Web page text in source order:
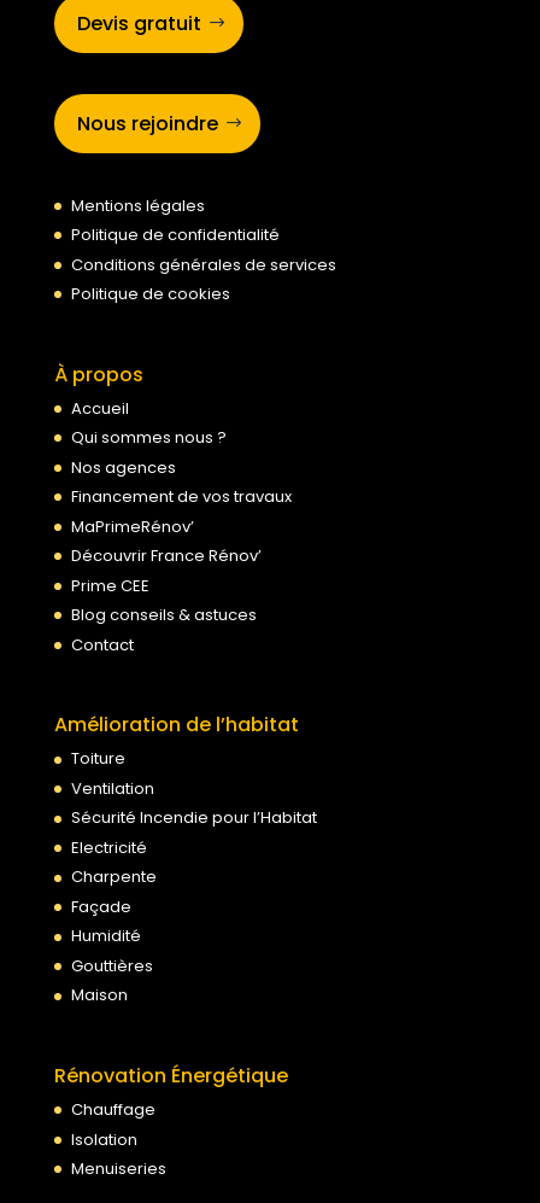
Devis gratuit
Nous rejoindre
Mentions légales
Politique de confidentialité
Conditions générales de services
Politique de cookies
À propos
Accueil
Qui sommes nous ?
Nos agences
Financement de vos travaux
MaPrimeRénov’
Découvrir France Rénov’
Prime CEE
Blog conseils & astuces
Contact
Amélioration de l’habitat
Toiture
Ventilation
Sécurité Incendie pour l’Habitat
Electricité
Charpente
Façade
Humidité
Gouttières
Maison
Rénovation Énergétique
Chauffage
Isolation
Menuiseries